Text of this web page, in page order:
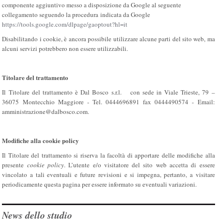
componente aggiuntivo messo a disposizione da Google al seguente
collegamento seguendo la procedura indicata da Google
https://tools.google.com/dlpage/gaoptout?hl=it
Disabilitando i cookie, è ancora possibile utilizzare alcune parti del sito web, ma
alcuni servizi potrebbero non essere utilizzabili.
Titolare del trattamento
Il Titolare del trattamento è Dal Bosco s.r.l. con sede in Viale Trieste, 79 –
36075 Montecchio Maggiore - Tel. 0444696891 fax 0444490574 - Email:
amministrazione@dalbosco.com.
Modifiche alla cookie policy
Il Titolare del trattamento si riserva la facoltà di apportare delle modifiche alla
presente cookie policy. L’utente e/o visitatore del sito web accetta di essere
vincolato a tali eventuali e future revisioni e si impegna, pertanto, a visitare
periodicamente questa pagina per essere informato su eventuali variazioni.
News dello studio